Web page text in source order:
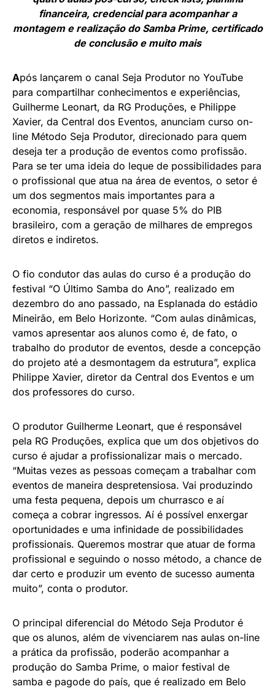
financeira, credencial para acompanhar a
montagem e realização do Samba Prime, certificado
de conclusão e muito mais
Após lançarem o canal Seja Produtor no YouTube
para compartilhar conhecimentos e experiências,
Guilherme Leonart, da RG Produções, e Philippe
Xavier, da Central dos Eventos, anunciam curso on-
line Método Seja Produtor, direcionado para quem
deseja ter a produção de eventos como profissão.
Para se ter uma ideia do leque de possibilidades para
o profissional que atua na área de eventos, o setor é
um dos segmentos mais importantes para a
economia, responsável por quase 5% do PIB
brasileiro, com a geração de milhares de empregos
diretos e indiretos.
O fio condutor das aulas do curso é a produção do
festival “O Último Samba do Ano”, realizado em
dezembro do ano passado, na Esplanada do estádio
Mineirão, em Belo Horizonte. “Com aulas dinâmicas,
vamos apresentar aos alunos como é, de fato, o
trabalho do produtor de eventos, desde a concepção
do projeto até a desmontagem da estrutura”, explica
Philippe Xavier, diretor da Central dos Eventos e um
dos professores do curso.
O produtor Guilherme Leonart, que é responsável
pela RG Produções, explica que um dos objetivos do
curso é ajudar a profissionalizar mais o mercado.
“Muitas vezes as pessoas começam a trabalhar com
eventos de maneira despretensiosa. Vai produzindo
uma festa pequena, depois um churrasco e aí
começa a cobrar ingressos. Aí é possível enxergar
oportunidades e uma infinidade de possibilidades
profissionais. Queremos mostrar que atuar de forma
profissional e seguindo o nosso método, a chance de
dar certo e produzir um evento de sucesso aumenta
muito”, conta o produtor.
O principal diferencial do Método Seja Produtor é
que os alunos, além de vivenciarem nas aulas on-line
a prática da profissão, poderão acompanhar a
produção do Samba Prime, o maior festival de
samba e pagode do país, que é realizado em Belo